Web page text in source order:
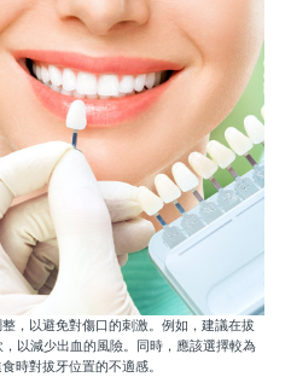
以避免對傷口的刺激。例如，建議在拔
以減少出血的風險。同時，應該選擇較為
時對拔牙位置的不適感。